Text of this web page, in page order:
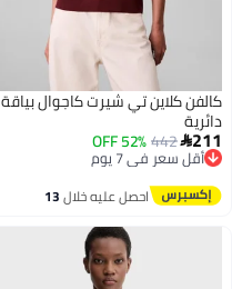
كالفن كلاين تي شيرت كاجوال بياقة
دائرية
211
442
52% OFF
أقل سعر في 7 يوم
توصيل مجاني
أقل سعر في 7 يوم
احصل عليه خلال13